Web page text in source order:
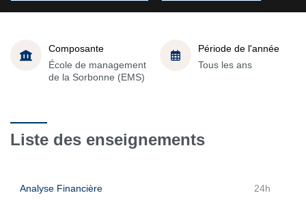
Composante
École de management
de la Sorbonne (EMS)
Période de l'année
Tous les ans
Liste des enseignements
Analyse Financière 24h